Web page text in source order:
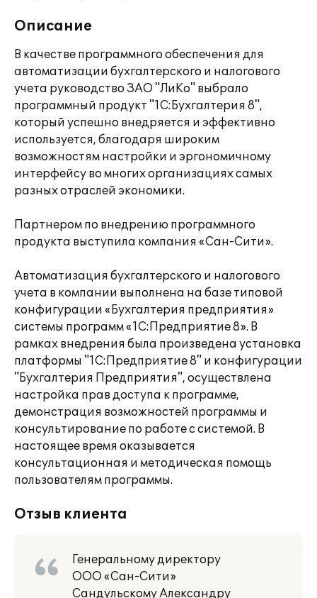
Описание
В качестве программного обеспечения для
автоматизации бухгалтерского и налогового
учета руководство ЗАО "ЛиКо" выбрало
программный продукт "1С:Бухгалтерия 8",
который успешно внедряется и эффективно
используется, благодаря широким
возможностям настройки и эргономичному
интерфейсу во многих организациях самых
разных отраслей экономики.
Партнером по внедрению программного
продукта выступила компания «Сан-Сити».
Автоматизация бухгалтерского и налогового
учета в компании выполнена на базе типовой
конфигурации «Бухгалтерия предприятия»
системы программ «1С:Предприятие 8». В
рамках внедрения была произведена установка
платформы "1С:Предприятие 8" и конфигурации
"Бухгалтерия Предприятия", осуществлена
настройка прав доступа к программе,
демонстрация возможностей программы и
консультирование по работе с системой. В
настоящее время оказывается
консультационная и методическая помощь
пользователям программы.
Отзыв клиента
Генеральному директору
ООО «Сан-Сити»
Сандульскому Александру